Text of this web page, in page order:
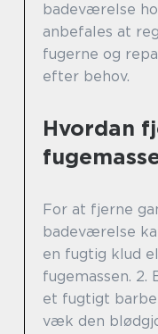
badeværelse
anbefales at
fugerne og
efter behov.
Hvordan
For at fjerne
badeværelse
en fugtig klud
fugemassen. 2.
et fugtigt
væk den